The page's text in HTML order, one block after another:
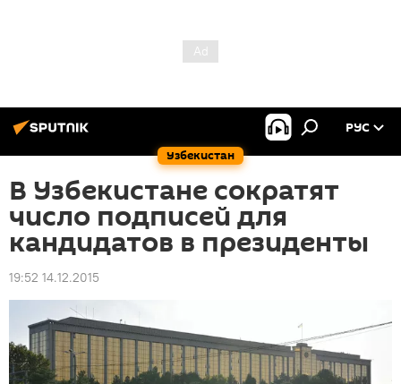
Узбекистан
РУС
В Узбекистане сократят
число подписей для
кандидатов в президенты
19:52 14.12.2015